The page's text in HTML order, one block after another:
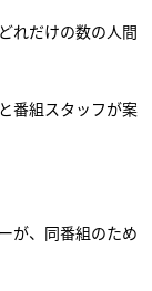
れだけの数の人間
番組スタッフが案
が、同番組のため